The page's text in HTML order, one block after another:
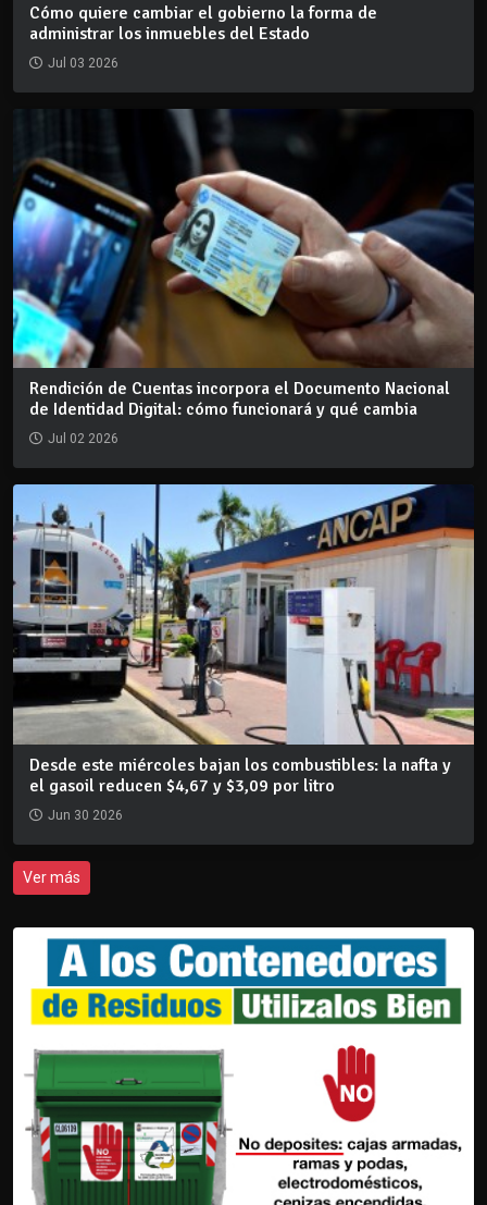
Cómo quiere cambiar el gobierno la forma de
administrar los inmuebles del Estado
Jul 03 2026
Rendición de Cuentas incorpora el Documento Nacional
de Identidad Digital: cómo funcionará y qué cambia
Jul 02 2026
Desde este miércoles bajan los combustibles: la nafta y
el gasoil reducen $4,67 y $3,09 por litro
Jun 30 2026
Ver más